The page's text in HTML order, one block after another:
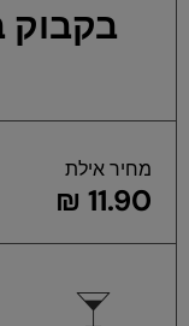
בקבוק
מחיר אילת
11.90 ₪